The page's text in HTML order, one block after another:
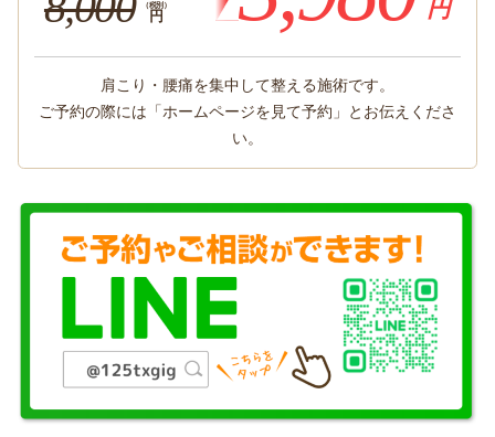
（税別）
円 円
肩こり・腰痛を集中して整える施術です。
ご予約の際には「ホームページを見て予約」とお伝えくださ
い。